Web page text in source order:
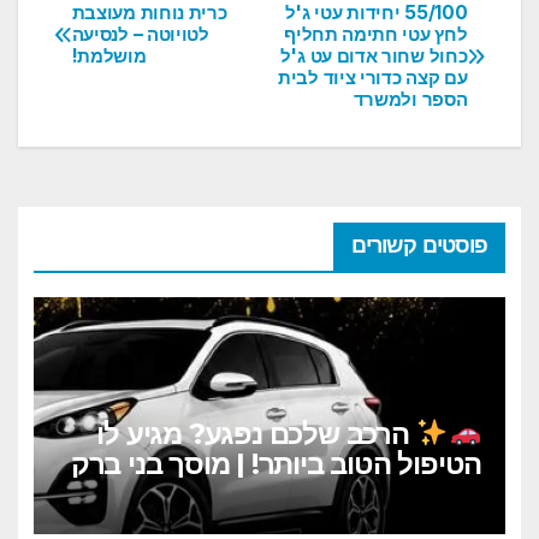
ניווט
כרית נוחות מעוצבת
לטויוטה – לנסיעה
מושלמת!
55/100 יחידות עטי ג'ל
לחץ עטי חתימה תחליף
כחול שחור אדום עט ג'ל
עם קצה כדורי ציוד לבית
הספר ולמשרד
פוסטים קשורים
הרכב שלכם נפגע? מגיע לו
הטיפול הטוב ביותר! | מוסך בני ברק
– בהנהלת אילן זריהן